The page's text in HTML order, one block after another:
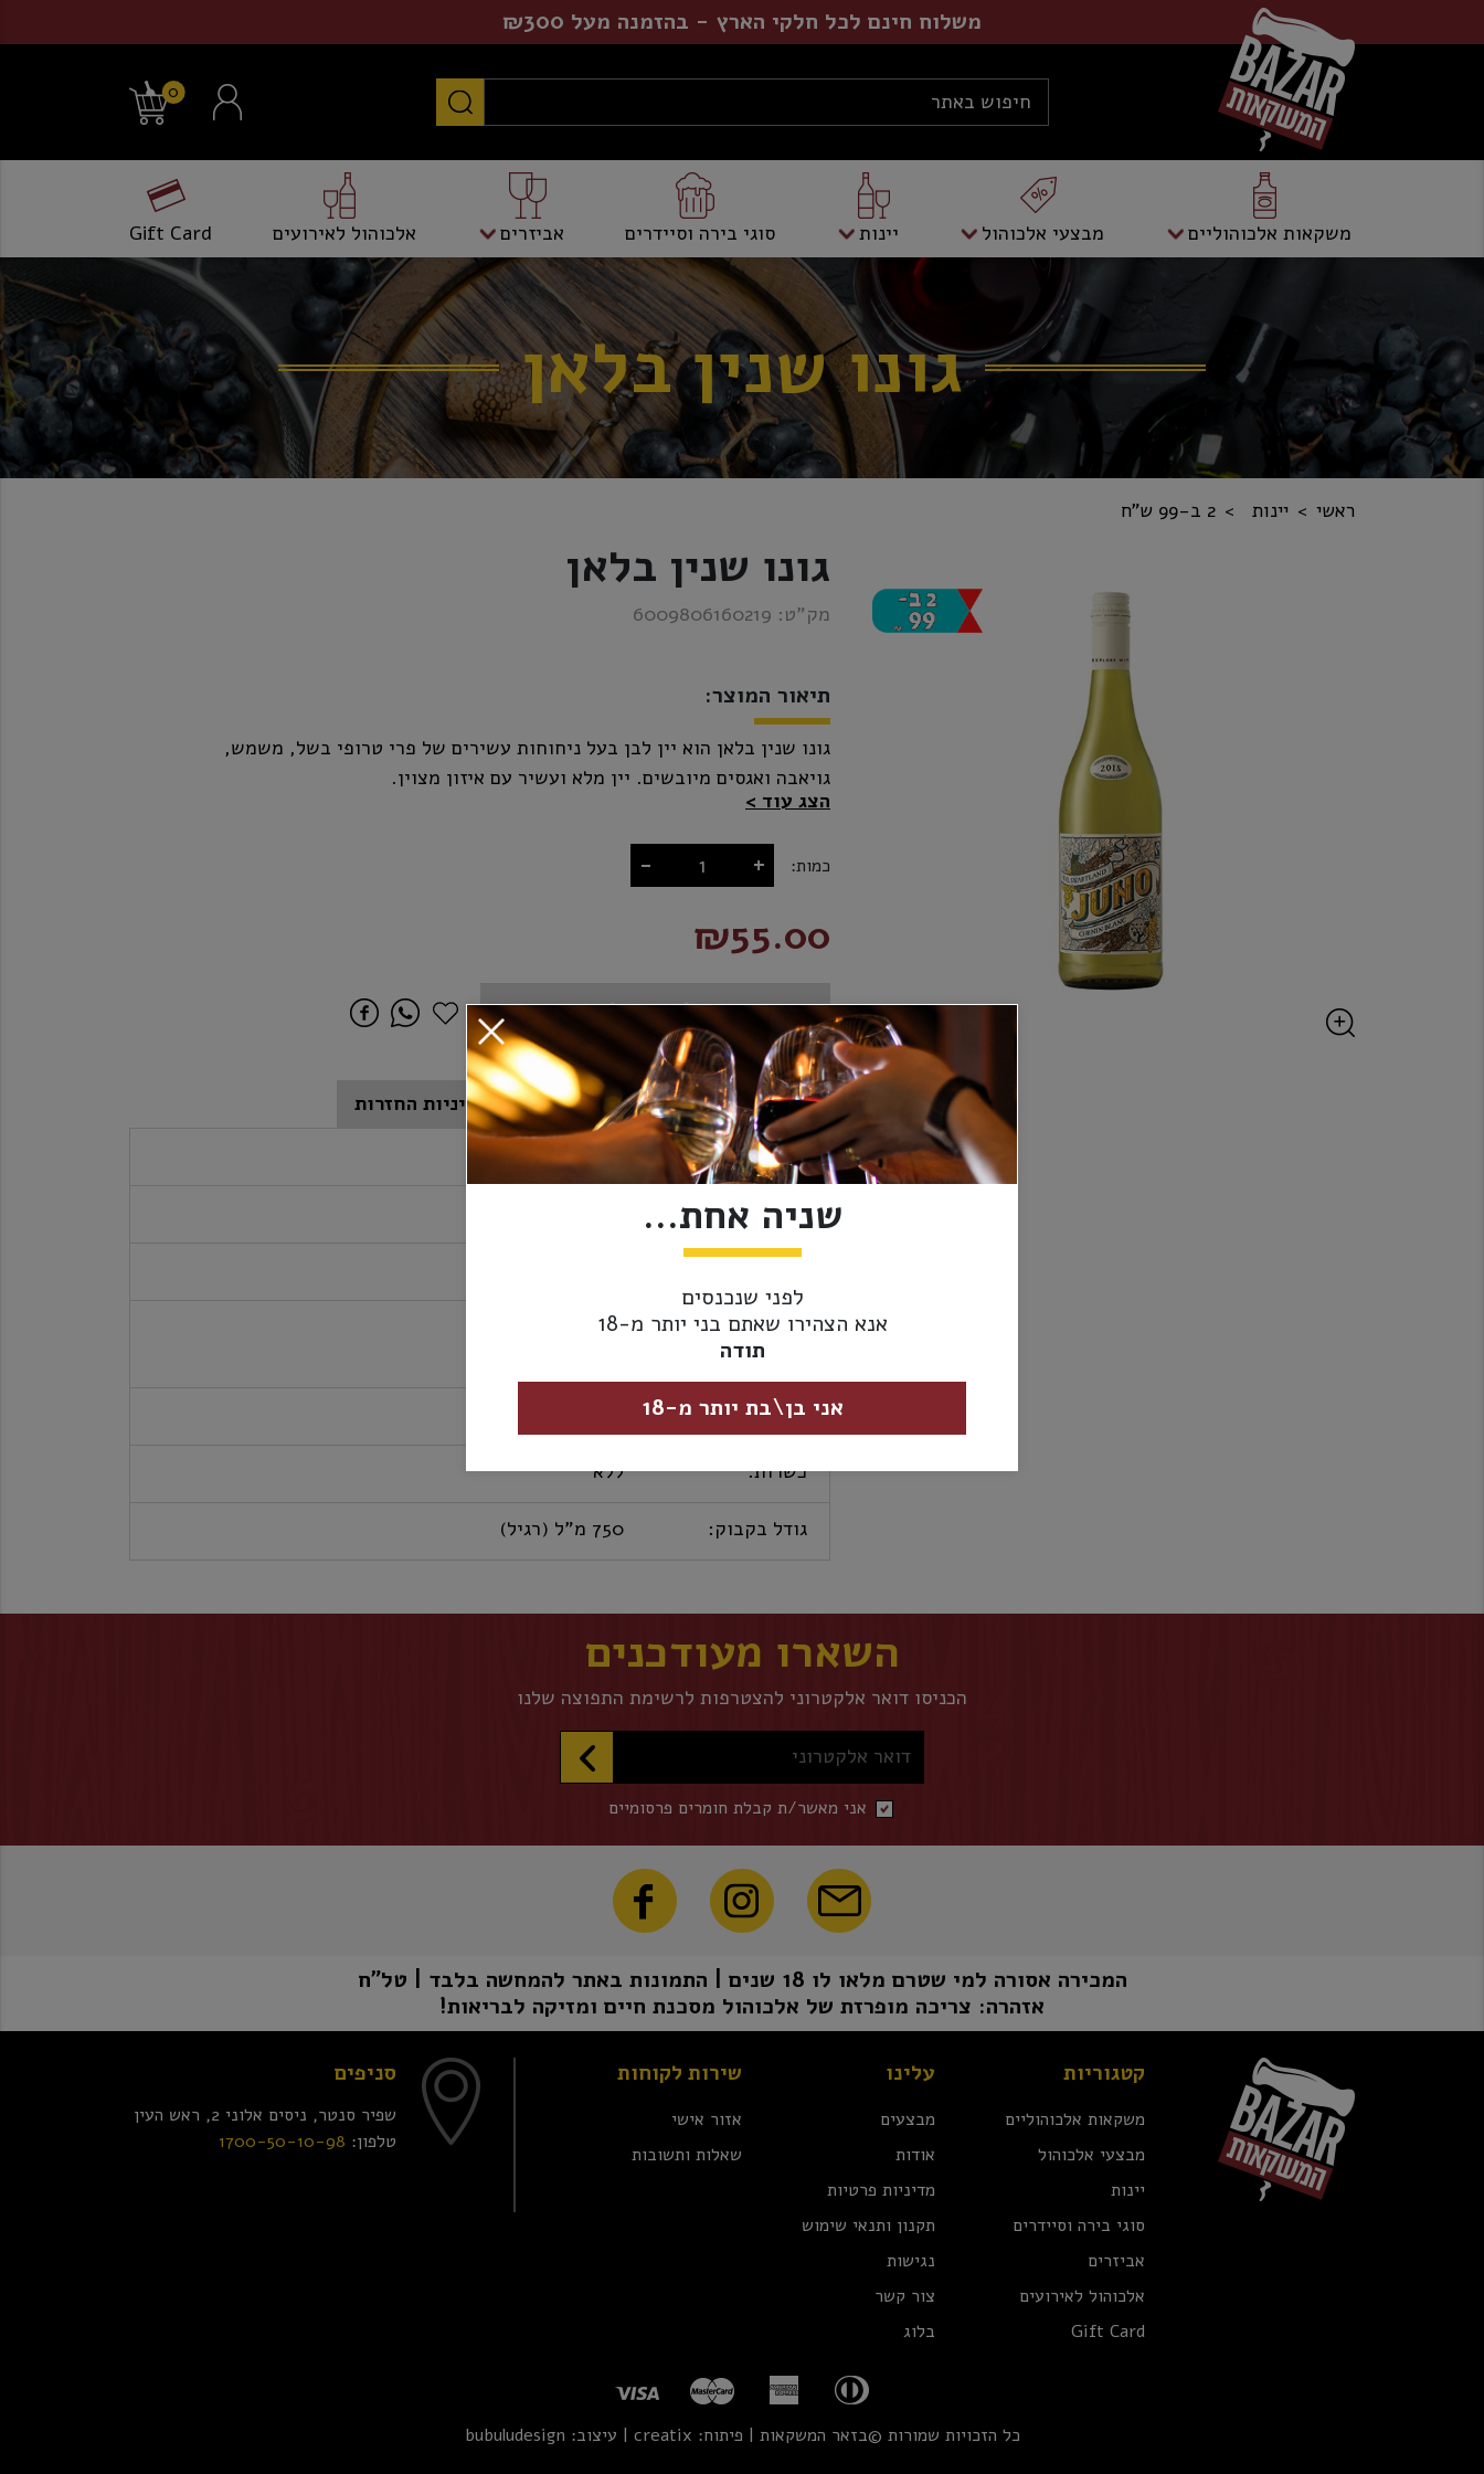
משלוח חינם לכל חלקי הארץ - בהזמנה מעל ₪300
0
משקאות אלכוהוליים מבצעי אלכוהול יינות סוגי בירה וסיידרים אביזרים אלכוהול לאירועים Gift Card
גונו שנין בלאן
ראשי יינות 2 ב-99 ש"ח
גונו שנין בלאן
מק”ט: 6009806160219
תיאור המוצר:
גונו שנין בלאן הוא יין לבן בעל ניחוחות עשירים של פרי טרופי בשל, משמש,
גויאבה ואגסים מיובשים. יין מלא ועשיר עם איזון מצוין.
הצג עוד
כמות: - +
₪55.00
אזל מהמלאי
מידע נוסף אספקה ומשלוחים
מדיניות החזרות
מבצעי יין:
2 ב- 90₪
ארץ יצור:
סוג יין -
מידת יובש:
כשרות: ללא
גודל בקבוק: 750 מ"ל (רגיל)
השארו מעודכנים
הכניסו דואר אלקטרוני להצטרפות לרשימת התפוצה שלנו
דואר אלקטרוני
אני מאשר/ת קבלת חומרים פרסומיים
המכירה אסורה למי שטרם מלאו לו 18 שנים | התמונות באתר להמחשה בלבד | טל"ח
אזהרה: צריכה מופרזת של אלכוהול מסכנת חיים ומזיקה לבריאות!
קטגוריות
משקאות אלכוהוליים
מבצעי אלכוהול
יינות
סוגי בירה וסיידרים
אביזרים
אלכוהול לאירועים
Gift Card
עלינו
מבצעים
אודות
מדיניות פרטיות
תקנון ותנאי שימוש
נגישות
צור קשר
בלוג
שירות לקוחות
אזור אישי
שאלות ותשובות
סניפים
שפיר סנטר, ניסים אלוני 2, ראש העין
טלפון: 1700-50-10-98
כל הזכויות שמורות ©בזאר המשקאות | פיתוח: creatix | עיצוב: bubuludesign
שניה אחת...
לפני שנכנסים
אנא הצהירו שאתם בני יותר מ-18
תודה
אני בן\בת יותר מ-18